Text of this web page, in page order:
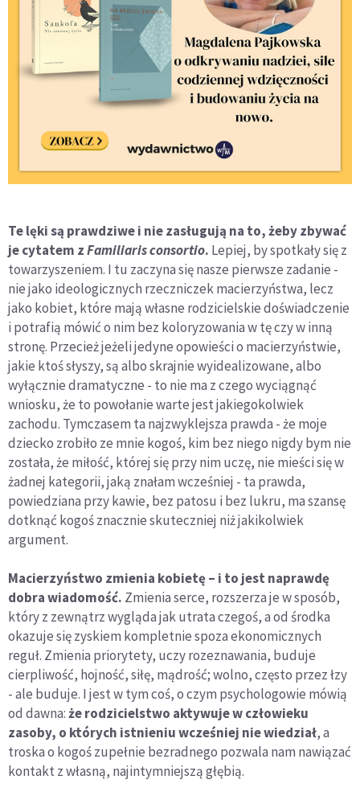
Te lęki są prawdziwe i nie zasługują na to, żeby zbywać
je cytatem zFamiliaris consortio. Lepiej, by spotkały się z
towarzyszeniem. I tu zaczyna się nasze pierwsze zadanie -
nie jako ideologicznych rzeczniczek macierzyństwa, lecz
jako kobiet, które mają własne rodzicielskie doświadczenie
i potrafią mówić o nim bez koloryzowania w tę czy w inną
stronę. Przecież jeżeli jedyne opowieści o macierzyństwie,
jakie ktoś słyszy, są albo skrajnie wyidealizowane, albo
wyłącznie dramatyczne - to nie ma z czego wyciągnąć
wniosku, że to powołanie warte jest jakiegokolwiek
zachodu. Tymczasem ta najzwyklejsza prawda - że moje
dziecko zrobiło ze mnie kogoś, kim bez niego nigdy bym nie
została, że miłość, której się przy nim uczę, nie mieści się w
żadnej kategorii, jaką znałam wcześniej - ta prawda,
powiedziana przy kawie, bez patosu i bez lukru, ma szansę
dotknąć kogoś znacznie skuteczniej niż jakikolwiek
argument.
Macierzyństwo zmienia kobietę – i to jest naprawdę
dobra wiadomość. Zmienia serce, rozszerza je w sposób,
który z zewnątrz wygląda jak utrata czegoś, a od środka
okazuje się zyskiem kompletnie spoza ekonomicznych
reguł. Zmienia priorytety, uczy rozeznawania, buduje
cierpliwość, hojność, siłę, mądrość; wolno, często przez łzy
- ale buduje. I jest w tym coś, o czym psychologowie mówią
od dawna:że rodzicielstwo aktywuje w człowieku
zasoby, o których istnieniu wcześniej nie wiedział, a
troska o kogoś zupełnie bezradnego pozwala nam nawiązać
kontakt z własną, najintymniejszą głębią.